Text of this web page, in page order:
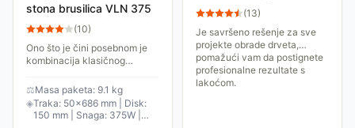
stona brusilica VLN 375
(10)
Ono što je čini posebnom je
kombinacija klasičnog
trake. Ima ugrađenu LED
lampu na fleksibilnom vratu i
uveličavajuće staklo...
⚖Masa paketa: 9.1 kg
◈Traka: 50×686 mm | Disk:
150 mm | Snaga: 375W |
(13)
Je savršeno rešenje za sve
projekte obrade drveta,
pomažući vam da postignete
profesionalne rezultate s
lakoćom.